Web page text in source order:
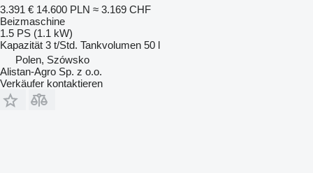
3.391 € 14.600 PLN ≈ 3.169 CHF
Beizmaschine
1.5 PS (1.1 kW)
Kapazität 3 t/Std. Tankvolumen 50 l
Polen, Szówsko
Alistan-Agro Sp. z o.o.
Verkäufer kontaktieren